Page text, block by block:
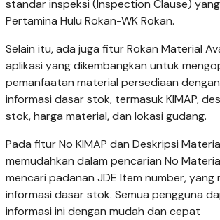
standar inspeksi (Inspection Clause)
Pertamina Hulu Rokan-WK Rokan.
Selain itu, ada juga fitur Rokan Material
aplikasi yang dikembangkan untuk
pemanfaatan material persediaan
informasi dasar stok, termasuk KIMAP,
stok, harga material, dan lokasi gudang.
Pada fitur No KIMAP dan Deskripsi
memudahkan dalam pencarian No
mencari padanan JDE Item number, yang
informasi dasar stok. Semua pengguna
informasi ini dengan mudah dan cepat